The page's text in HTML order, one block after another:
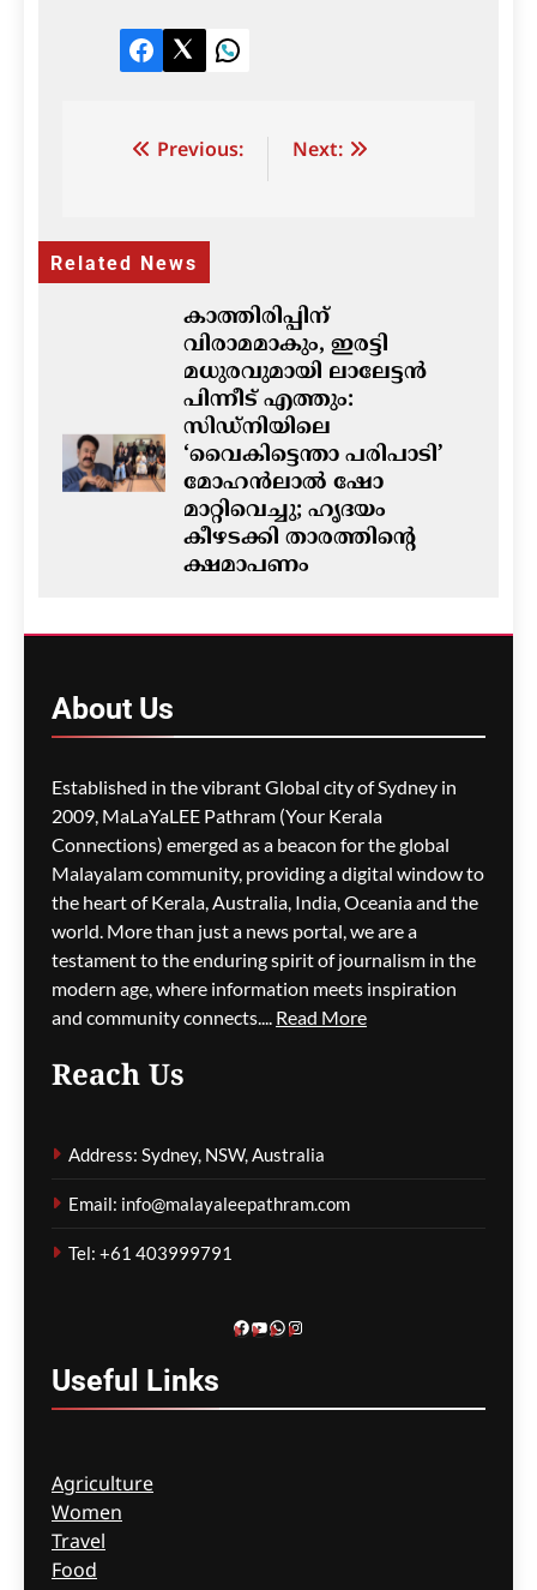
Facebook
TwitterLinkedIn
Post Previous: Next:
Related News
കാത്തിരിപ്പിന്
വിരാമമാകും, ഇരട്ടി
മധുരവുമായി ലാലേട്ടൻ
പിന്നീട് എത്തും:
സിഡ്നിയിലെ
‘വൈകിട്ടെന്താ പരിപാടി’
മോഹൻലാൽ ഷോ
മാറ്റിവെച്ചു; ഹൃദയം
കീഴടക്കി താരത്തിന്റെ
ക്ഷമാപണം
സർക്കാരിനെതിരെ
പ്രവാസികളിൽ ആശങ്ക
ഗീത ദാസ്‌ 3 hours ago
ജീവനക്കാരുടെ ക്ഷാമം –
സിഡ്നി
വിമാനത്താവളത്തിൽ
നൂറിലധികം സർവീസുകൾ
വൈകി
വയോധികർ മരിച്ച
സംഭവം; മെൽബൺ സെന്റ്
ഇൻക്വസ്റ്റിൽ ഹാജരായി
About Us
Established in the vibrant Global city of Sydney in
2009, MaLaYaLEE Pathram (Your Kerala
Connections) emerged as a beacon for the global
Malayalam community, providing a digital window to
the heart of Kerala, Australia, India, Oceania and the
world. More than just a news portal, we are a
testament to the enduring spirit of journalism in the
modern age, where information meets inspiration
and community connects.... Read More
Reach Us
Address: Sydney, NSW, Australia
Email: info@malayaleepathram.com
Tel: +61 403999791
Facebook
YouTube
WhatsApp
Instagram
Useful Links
Agriculture
Women
Travel
Food